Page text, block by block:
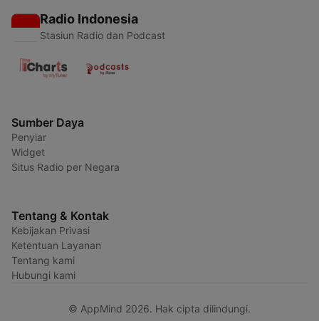
Radio Indonesia
Stasiun Radio dan Podcast
Sumber Daya
Penyiar
Widget
Situs Radio per Negara
Tentang & Kontak
Kebijakan Privasi
Ketentuan Layanan
Tentang kami
Hubungi kami
© AppMind 2026. Hak cipta dilindungi.